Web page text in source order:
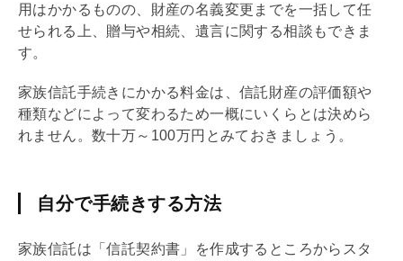
用はかかるものの、財産の名義変更までを一括して任
せられる上、贈与や相続、遺言に関する相談もできま
す。
家族信託手続きにかかる料金は、信託財産の評価額や
種類などによって変わるため一概にいくらとは決めら
れません。数十万～100万円とみておきましょう。
自分で手続きする方法
家族信託は「信託契約書」を作成するところからスタ